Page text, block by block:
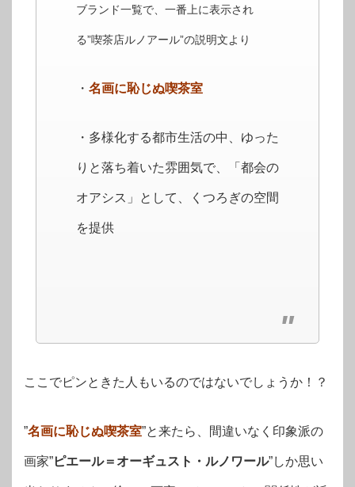
ブランド一覧で、一番上に表示され
る”喫茶店ルノアール”の説明文より
・ 名画に恥じぬ喫茶室
・多様化する都市生活の中、ゆった
りと落ち着いた雰囲気で、「都会の
オアシス」として、くつろぎの空間
を提供
ここでピンときた人もいるのではないでしょうか！？
”名画に恥じぬ喫茶室”と来たら、間違いなく印象派の
画家”ピエール＝オーギュスト・ルノワール”しか思い